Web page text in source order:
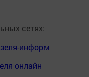
сетях:
информ
онлайн